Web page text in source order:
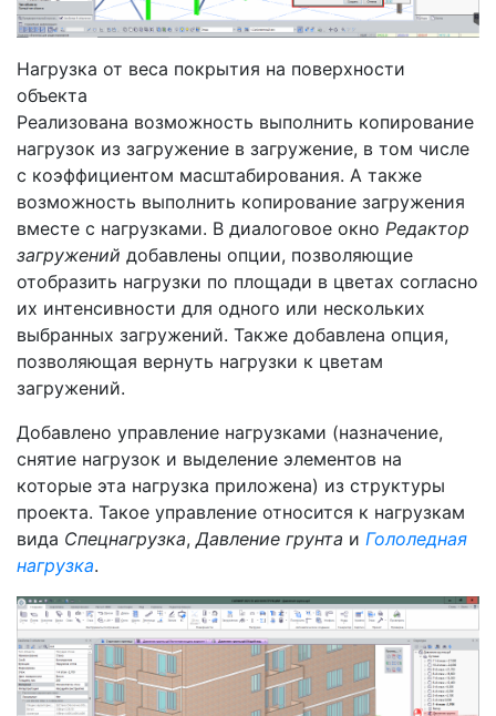
Нагрузка от веса покрытия на поверхности
объекта
Реализована возможность выполнить копирование
нагрузок из загружение в загружение, в том числе
с коэффициентом масштабирования. А также
возможность выполнить копирование загружения
вместе с нагрузками. В диалоговое окно Редактор
загружений добавлены опции, позволяющие
отобразить нагрузки по площади в цветах согласно
их интенсивности для одного или нескольких
выбранных загружений. Также добавлена опция,
позволяющая вернуть нагрузки к цветам
загружений.
Добавлено управление нагрузками (назначение,
снятие нагрузок и выделение элементов на
которые эта нагрузка приложена) из структуры
проекта. Такое управление относится к нагрузкам
вида Спецнагрузка,Давление грунта и Гололедная
нагрузка.